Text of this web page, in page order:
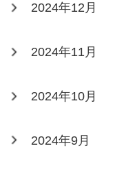
2024年12月
2024年11月
2024年10月
2024年9月